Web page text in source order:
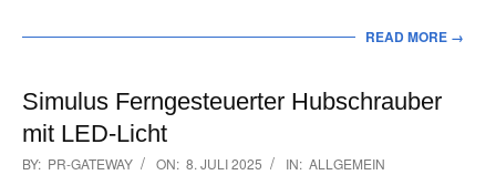
READ MORE →
Simulus Ferngesteuerter Hubschrauber
mit LED-Licht
2025-
BY: PR-GATEWAY ON: 8. JULI 2025 IN: ALLGEMEIN